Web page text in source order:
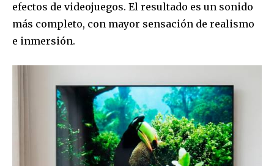
efectos de videojuegos. El resultado es un sonido
más completo, con mayor sensación de realismo
e inmersión.